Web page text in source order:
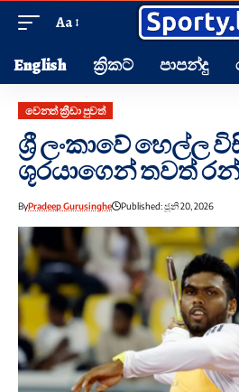
Aa
English ක්‍රිකට් පාපන්දු
වෙනත් ක්‍රීඩා පුවත්
ශ්‍රී ලංකාවේ හෙල්ල
ශූරයාගෙන් තවත්
ByPradeep Gurusinghe Published: ජූනි 20, 2026